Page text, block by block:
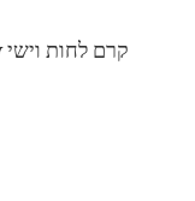
קרם לחות וישי Vichy - איפה כדאי לקנות?